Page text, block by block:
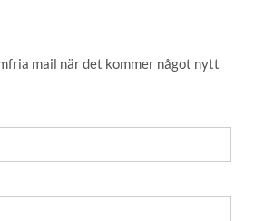
mandelkakor
mail när det kommer något nytt